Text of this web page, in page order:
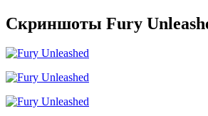
Скриншоты Fury